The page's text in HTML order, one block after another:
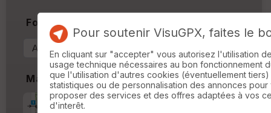
Format & Orientation
Marges
Pour soutenir VisuGPX, faites le
En cliquant sur "accepter" vous autorisez l'utilisation
usage technique nécessaires au bon fonctionnement
que l'utilisation d'autres cookies (éventuellement
statistiques ou de personnalisation des annonces pour
proposer des services et des offres adaptées à vos
d'interêt.